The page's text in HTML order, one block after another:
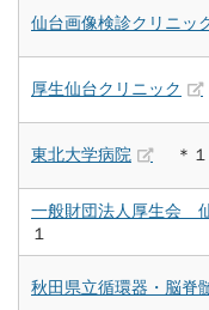
仙台画像検診クリニッ
厚生仙台クリニック
東北大学病院 ＊１
一般財団法人厚生会
１
秋田県立循環器・脳脊